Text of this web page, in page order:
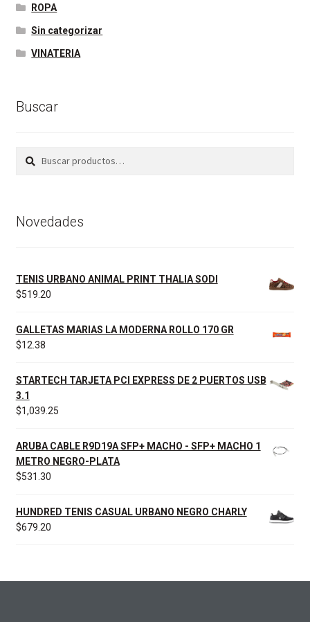
ROPA
Sin categorizar
VINATERIA
Buscar
Buscar
Buscar
Novedades
TENIS URBANO ANIMAL PRINT THALIA SODI
$519.20
GALLETAS MARIAS LA MODERNA ROLLO 170 GR
$12.38
STARTECH TARJETA PCI EXPRESS DE 2 PUERTOS USB
3.1
$1,039.25
ARUBA CABLE R9D19A SFP+ MACHO - SFP+ MACHO 1
METRO NEGRO-PLATA
$531.30
HUNDRED TENIS CASUAL URBANO NEGRO CHARLY
$679.20